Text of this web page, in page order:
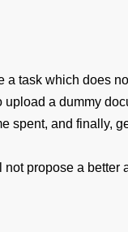
a task which does
upload a dummy
spent, and finally,
propose a better